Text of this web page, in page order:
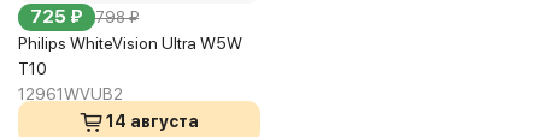
725 ₽ 798 ₽
Philips WhiteVision Ultra W5W
T10
12961WVUB2
14 августа